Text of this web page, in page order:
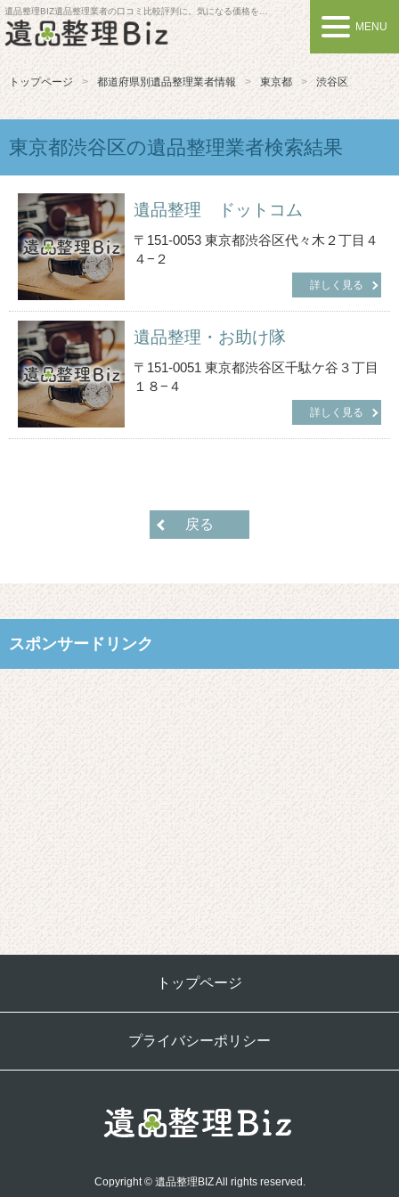
遺品整理BIZ遺品整理業者の口コミ比較評判に。気になる価格を比較しよう
MENU
トップページ 都道府県別遺品整理業者情報 東京都 渋谷区
東京都渋谷区の遺品整理業者検索結果
遺品整理 ドットコム
〒151-0053 東京都渋谷区代々木２丁目４
４−２
詳しく見る
遺品整理・お助け隊
〒151-0051 東京都渋谷区千駄ケ谷３丁目
１８−４
詳しく見る
戻る
スポンサードリンク
トップページ
プライバシーポリシー
Copyright © 遺品整理BIZ All rights reserved.